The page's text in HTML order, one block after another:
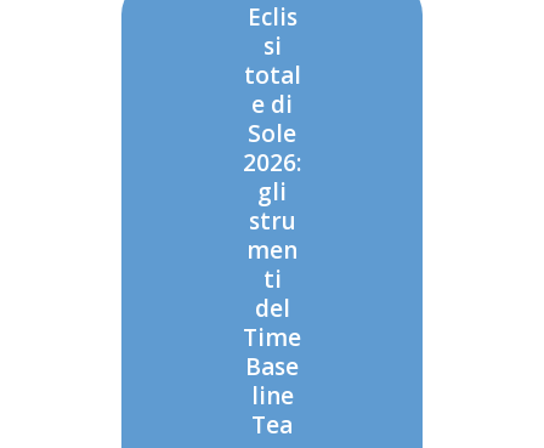
Eclis
si
total
e di
Sole
2026:
gli
stru
men
ti
del
Time
Base
line
Tea